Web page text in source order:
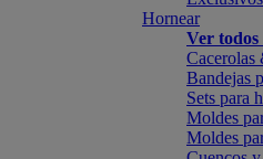
Hornear
Ver
Cacerolas
Bandejas
Sets para
Moldes
Moldes